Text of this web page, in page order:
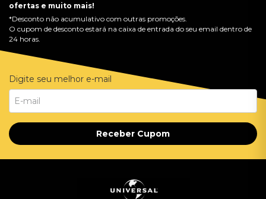
ofertas e muito mais!
*Desconto não acumulativo com outras promoções.
O cupom de desconto estará na caixa de entrada do seu email dentro de
24 horas.
Digite seu melhor e-mail
Receber Cupom